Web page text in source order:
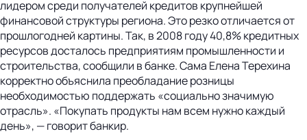
лидером среди получателей кредитов крупнейшей
финансовой структуры региона. Это резко отличается от
прошлогодней картины. Так, в 2008 году 40,8% кредитных
ресурсов досталось предприятиям промышленности и
строительства, сообщили в банке. Сама Елена Терехина
корректно объяснила преобладание розницы
необходимостью поддержать «социально значимую
отрасль». «Покупать продукты нам всем нужно каждый
день», — говорит банкир.